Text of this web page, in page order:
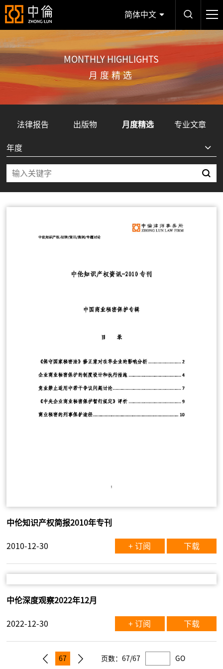
简体中文
MONTHLY HIGHLIGHTS
月度精选
法律报告 出版物 月度精选 专业文章
年度
中伦知识产权简报2010年专刊
2010-12-30 + 订阅 下载
中伦深度观察2022年12月
2022-12-30 + 订阅 下载
67 页数： 67/67 GO